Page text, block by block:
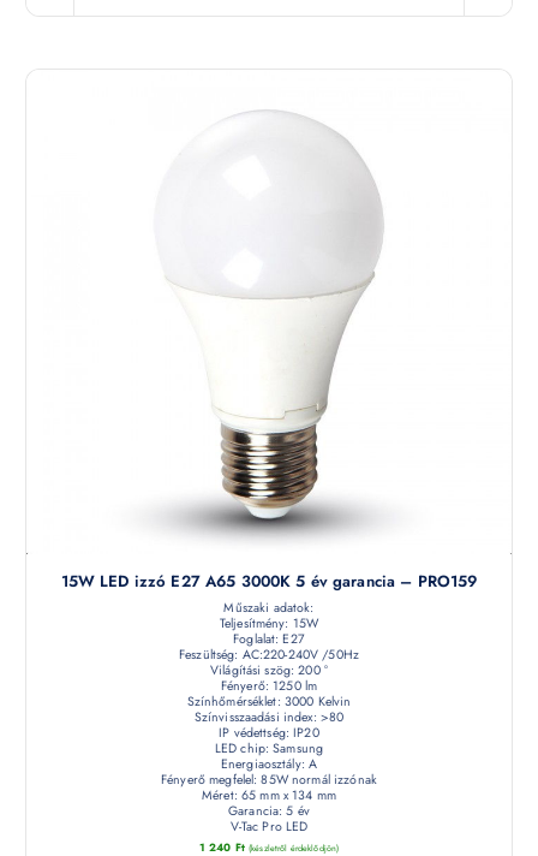
15W LED izzó E27 A65 3000K 5 év garancia – PRO159
Műszaki adatok:
Teljesítmény: 15W
Foglalat: E27
Feszültség: AC:220-240V /50Hz
Világítási szög: 200 °
Fényerő: 1250 lm
Színhőmérséklet: 3000 Kelvin
Színvisszaadási index: >80
IP védettség: IP20
LED chip: Samsung
Energiaosztály: A
Fényerő megfelel: 85W normál izzónak
Méret: 65 mm x 134 mm
Garancia: 5 év
V-Tac Pro LED
1 240 Ft (készletről érdeklődjön)